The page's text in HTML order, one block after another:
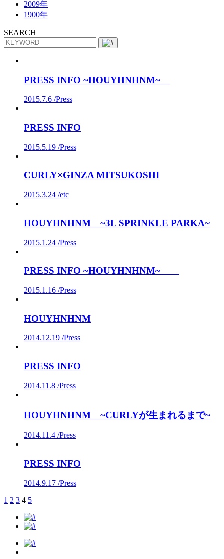
2009年
1900年
SEARCH
PRESS INFO ~HOUYHNHNM~
2015.7.6 /Press
PRESS INFO
2015.5.19 /Press
CURLY×GINZA MITSUKOSHI
2015.3.24 /etc
HOUYHNHNM ~3L SPRINKLE PARKA~
2015.1.24 /Press
PRESS INFO ~HOUYHNHNM~
2015.1.16 /Press
HOUYHNHNM
2014.12.19 /Press
PRESS INFO
2014.11.8 /Press
HOUYHNHNM ~CURLYが生まれるまで~
2014.11.4 /Press
PRESS INFO
2014.9.17 /Press
1 2 3 4 5